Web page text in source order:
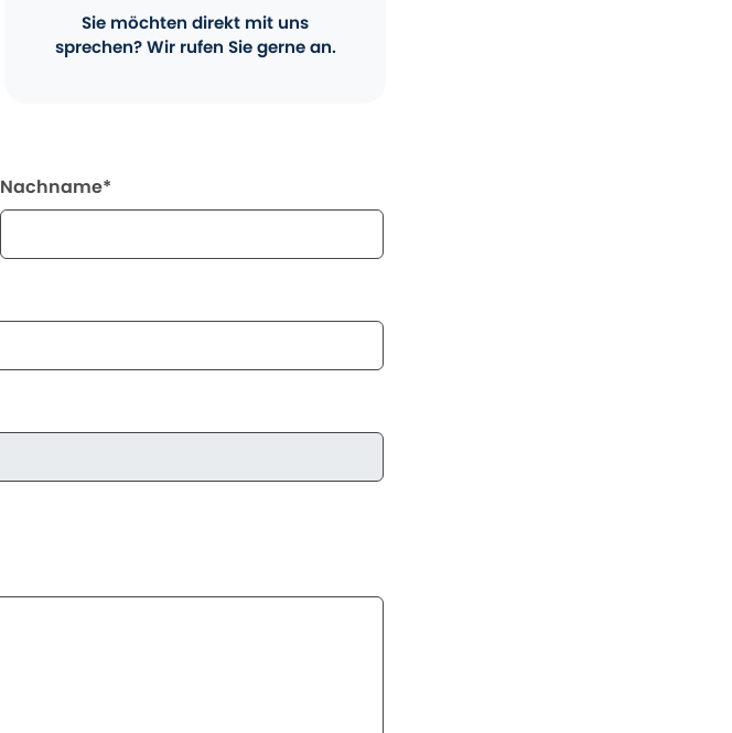
Sie möchten direkt mit uns
sprechen? Wir rufen Sie gerne an.
Nachname*